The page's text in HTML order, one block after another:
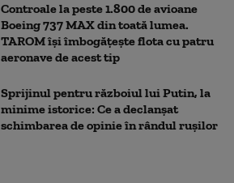
Controale la peste 1.800 de avioane
Boeing 737 MAX din toată lumea.
TAROM își îmbogățește flota cu patru
aeronave de acest tip
Sprijinul pentru războiul lui Putin, la
minime istorice: Ce a declanșat
schimbarea de opinie în rândul rușilor